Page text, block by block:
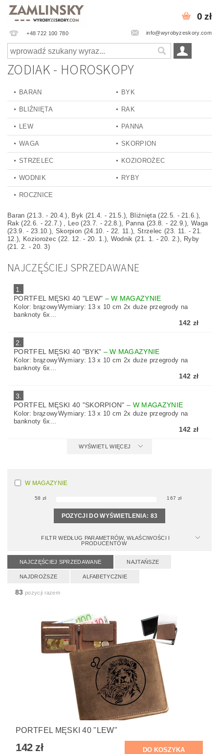
+48 722 100 780 info@wyrobyzeskory.com
0 zł
ZODIAK - HOROSKOPY
BARAN BYK
BLIŹNIĘTA RAK
LEW PANNA
WAGA SKORPION
STRZELEC KOZIOROŻEC
WODNIK RYBY
ROCZNICE
Baran (21.3. - 20.4.), Byk (21.4. - 21.5.), Bliźnięta (22.5. - 21.6.),
Rak (22.6. - 22.7.) , Leo (23.7. - 22.8.), Panna (23.8. - 22.9.), Waga
(23.9. - 23.10.), Skorpion (24.10. - 22. 11.), Strzelec (23. 11. - 21.
12.), Koziorożec (22. 12. - 20. 1.), Wodnik (21. 1. - 20. 2.), Ryby
(21. 2. - 20. 3)
NAJCZĘŚCIEJ SPRZEDAWANE
1.
PORTFEL MĘSKI 40 "LEW" –W MAGAZYNIE
Kolor: brązowyWymiary: 13 x 10 cm 2x duże przegrody na
banknoty 6x...
142 zł
2.
PORTFEL MĘSKI 40 "BYK" –W MAGAZYNIE
Kolor: brązowyWymiary: 13 x 10 cm 2x duże przegrody na
banknoty 6x...
142 zł
3.
PORTFEL MĘSKI 40 "SKORPION"– W MAGAZYNIE
Kolor: brązowyWymiary: 13 x 10 cm 2x duże przegrody na
banknoty 6x...
142 zł
WYŚWIETL WIĘCEJ
W MAGAZYNIE
58 zł 167 zł
POZYCJI DO WYŚWIETLENIA: 83
FILTR WEDŁUG PARAMETRÓW, WŁAŚCIWOŚCI I
PRODUCENTÓW
NAJCZĘŚCIEJ SPRZEDAWANE NAJTAŃSZE
NAJDROŻSZE ALFABETYCZNIE
83 pozycji razem
PORTFEL MĘSKI 40 "LEW"
142 zł